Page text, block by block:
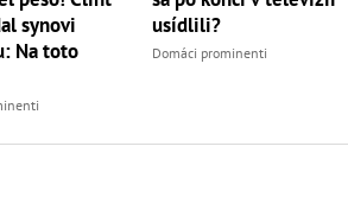
synovi
Na toto
usídlili?
Domáci prominenti